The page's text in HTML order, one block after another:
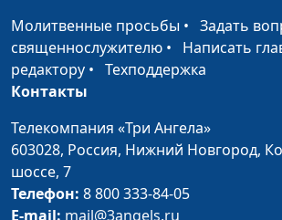
Молитвенные просьбы • Задать
священнослужителю • Написать
редактору • Техподдержка
Контакты
Телекомпания «Три Ангела»
603028, Россия, Нижний Новгород,
шоссе, 7
Телефон: 8 800 333-84-05
E-mail: mail@3angels.ru